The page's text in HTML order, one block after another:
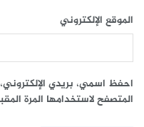
الموقع الإلكتروني
احفظ اسمي، بريدي
المتصفح لاستخدامها المرة